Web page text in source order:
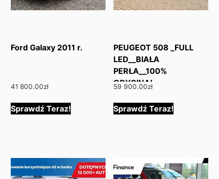
Ford Galaxy 2011 r.
41 800.00zł
Sprawdź Teraz!
PEUGEOT 508 _FULL
LED__BIAŁA
PERŁA__100%
ORYGINAŁ
59 900.00zł
Sprawdź Teraz!